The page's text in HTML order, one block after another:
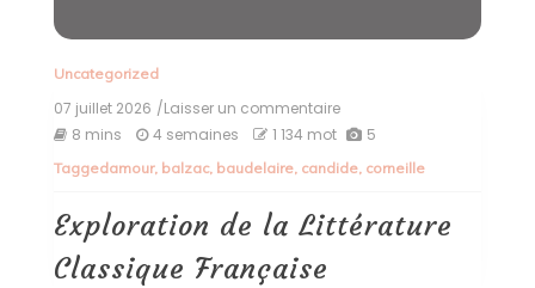
Uncategorized
07 juillet 2026 /Laisser un commentaireon
Exploration
la
Classique
Française
8 mins 4 semaines 1 134 mot 5
Taggedamour, balzac, baudelaire, candide, corneille
Exploration de la Littérature
Classique Française